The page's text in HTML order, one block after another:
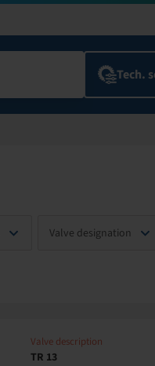
Valve designation
Valve description
TR 13